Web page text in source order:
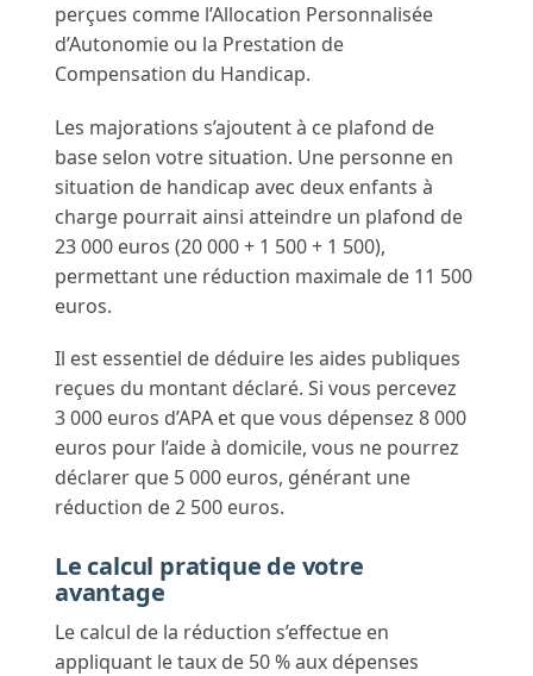
perçues comme l’Allocation Personnalisée
d’Autonomie ou la Prestation de
Compensation du Handicap.
Les majorations s’ajoutent à ce plafond de
base selon votre situation. Une personne en
situation de handicap avec deux enfants à
charge pourrait ainsi atteindre un plafond de
23 000 euros (20 000 + 1 500 + 1 500),
permettant une réduction maximale de 11 500
euros.
Il est essentiel de déduire les aides publiques
reçues du montant déclaré. Si vous percevez
3 000 euros d’APA et que vous dépensez 8 000
euros pour l’aide à domicile, vous ne pourrez
déclarer que 5 000 euros, générant une
réduction de 2 500 euros.
Le calcul pratique de votre
avantage
Le calcul de la réduction s’effectue en
appliquant le taux de 50 % aux dépenses